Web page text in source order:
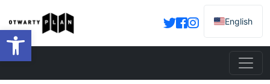
Otwórz pasek narzędzi
English